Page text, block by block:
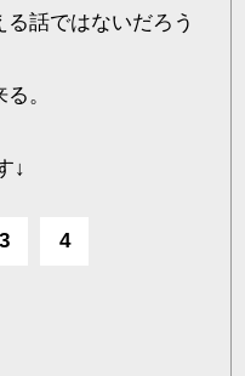
話ではないだろう
。
↓
3 4